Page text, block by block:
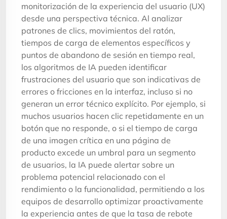
monitorización de la experiencia del usuario (UX)
desde una perspectiva técnica. Al analizar
patrones de clics, movimientos del ratón,
tiempos de carga de elementos específicos y
puntos de abandono de sesión en tiempo real,
los algoritmos de IA pueden identificar
frustraciones del usuario que son indicativas de
errores o fricciones en la interfaz, incluso si no
generan un error técnico explícito. Por ejemplo, si
muchos usuarios hacen clic repetidamente en un
botón que no responde, o si el tiempo de carga
de una imagen crítica en una página de
producto excede un umbral para un segmento
de usuarios, la IA puede alertar sobre un
problema potencial relacionado con el
rendimiento o la funcionalidad, permitiendo a los
equipos de desarrollo optimizar proactivamente
la experiencia antes de que la tasa de rebote